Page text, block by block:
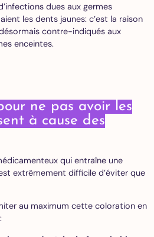
dues aux germes
les dents jaunes: c’est la raison
contre-indiqués aux
enceintes.
ne pas avoir les
à cause des
qui entraîne une
extrêmement difficile d’éviter que
au maximum cette coloration en